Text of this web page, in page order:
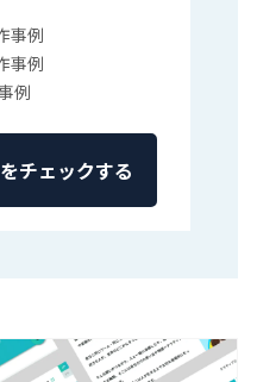
事例
事例
例
チェックする